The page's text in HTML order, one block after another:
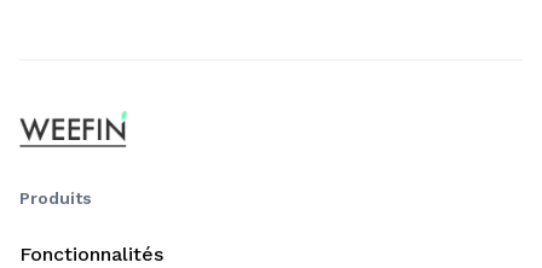
Produits
Fonctionnalités